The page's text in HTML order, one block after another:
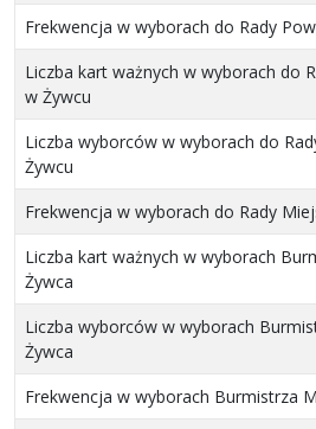
Frekwencja w wyborach do Rady
Liczba kart ważnych w wyborach do
w Żywcu
Liczba wyborców w wyborach do
Żywcu
Frekwencja w wyborach do Rady
Liczba kart ważnych w wyborach
Żywca
Liczba wyborców w wyborach
Żywca
Frekwencja w wyborach Burmistrza